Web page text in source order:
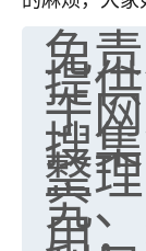
免
提
于
搜
整
究
用